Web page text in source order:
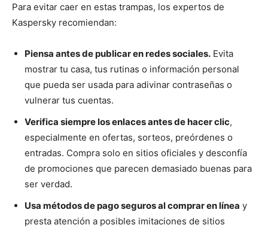
Para evitar caer en estas trampas, los expertos de
Kaspersky recomiendan:
Piensa antes de publicar en redes sociales. Evita
mostrar tu casa, tus rutinas o información personal
que pueda ser usada para adivinar contraseñas o
vulnerar tus cuentas.
Verifica siempre los enlaces antes de hacer clic,
especialmente en ofertas, sorteos, preórdenes o
entradas. Compra solo en sitios oficiales y desconfía
de promociones que parecen demasiado buenas para
ser verdad.
Usa métodos de pago seguros al comprar en línea y
presta atención a posibles imitaciones de sitios